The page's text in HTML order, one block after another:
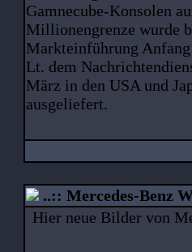
Gamnecube-Konsolen
Millionengrenze wurde
Markteinführung
Lt. dem
März in den USA und
ausgeliefert.
..:: Mercedes-Benz
Hier neue Bilder von